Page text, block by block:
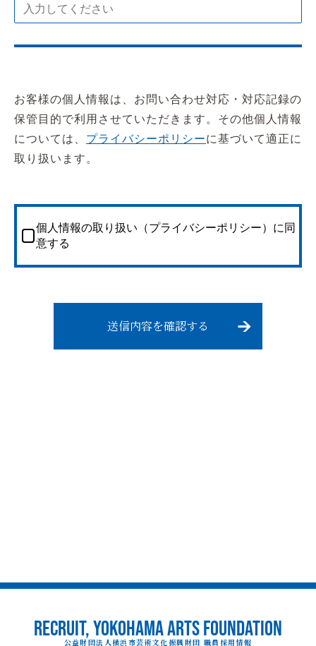
お客様の個人情報は、お問い合わせ対応・対応記録の
保管目的で利用させていただきます。その他個人情報
については、 プライバシーポリシーに基づいて適正に
取り扱います。
個人情報の取り扱い（プライバシーポリシー）に同
意する
RECRUIT, YOKOHAMA ARTS FOUNDATION
公益財団法人横浜市芸術文化振興財団 職員採用情報